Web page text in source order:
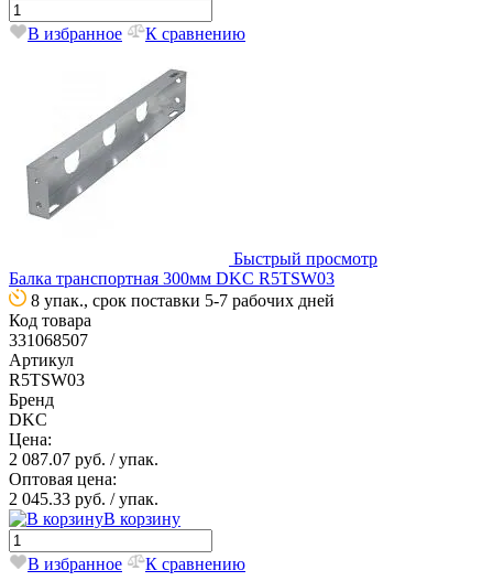
В избранное К сравнению
Быстрый просмотр
Балка транспортная 300мм DKC R5TSW03
8 упак., срок поставки 5-7 рабочих дней
Код товара
331068507
Артикул
R5TSW03
Бренд
DKC
Цена:
2 087.07 руб. / упак.
Оптовая цена:
2 045.33 руб. / упак.
В корзину
В избранное К сравнению